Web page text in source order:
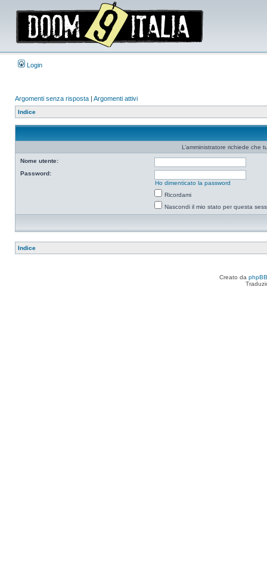
Login
Argomenti senza risposta | Argomenti attivi
Indice
L’amministratore richiede che
Nome utente:
Password:
Ho dimenticato la password
Ricordami
Nascondi il mio stato per questa
Indice
Creato da phpBB